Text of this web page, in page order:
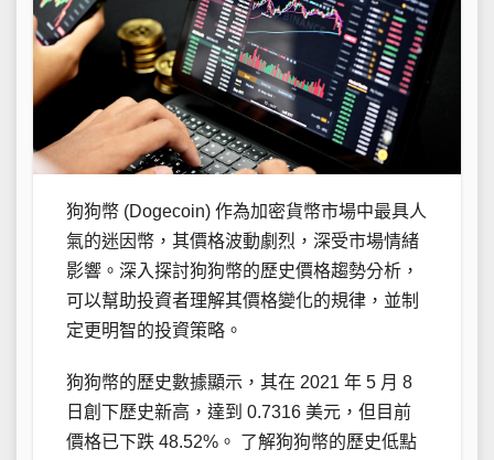
狗狗幣 (Dogecoin) 作為加密貨幣市場中最具人
氣的迷因幣，其價格波動劇烈，深受市場情緒
影響。深入探討狗狗幣的歷史價格趨勢分析，
可以幫助投資者理解其價格變化的規律，並制
定更明智的投資策略。
狗狗幣的歷史數據顯示，其在 2021 年 5 月 8
日創下歷史新高，達到 0.7316 美元，但目前
價格已下跌 48.52%。 了解狗狗幣的歷史低點